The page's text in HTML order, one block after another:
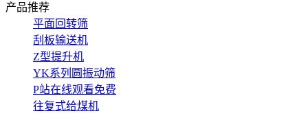
产品推荐
平面回转筛
刮板输送机
Z型提升机
YK系列圆振动筛
P站在线观看免费
往复式给煤机